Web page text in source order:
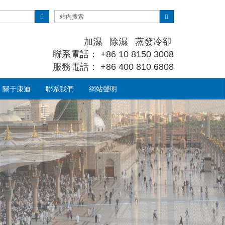
加濕 除濕 蒸發冷卻
聯系電話： +86 10 8150 3008
服務電話： +86 400 810 6808
關于康迪 聯系我們 網站聲明